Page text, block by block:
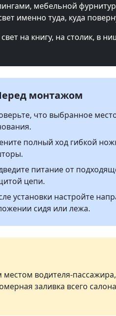
мебельной
именно туда, куда
на книгу, на столик, в
монтажом
что выбранное
полный ход гибкой
питание от
цепи.
установки настройте
сидя или лежа.
водителя-
заливка всего